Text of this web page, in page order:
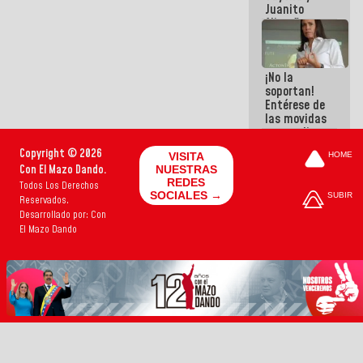
Juanito
Alimaña son
harina del
mismo
costal
¡No la
soportan!
Entérese de
las movidas
que realizan
cómplices
sacudírsela
Copyright © 2026
Con El Mazo Dando.
Todos Los Derechos
Reservados.
Desarrollado por: Con
El Mazo Dando
VISITA
NUESTRAS
REDES
SOCIALES →
HOME
SUBIR